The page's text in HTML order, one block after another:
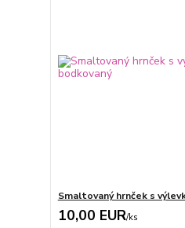
Smaltovaný hrnček s
10,00 EUR/ks